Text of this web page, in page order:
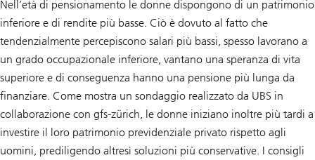
Nell’età di pensionamento le donne dispongono di un patrimonio
inferiore e di rendite più basse. Ciò è dovuto al fatto che
tendenzialmente percepiscono salari più bassi, spesso lavorano a
un grado occupazionale inferiore, vantano una speranza di vita
superiore e di conseguenza hanno una pensione più lunga da
finanziare. Come mostra un sondaggio realizzato da UBS in
collaborazione con gfs-zürich, le donne iniziano inoltre più tardi a
investire il loro patrimonio previdenziale privato rispetto agli
uomini, prediligendo altresì soluzioni più conservative. I consigli